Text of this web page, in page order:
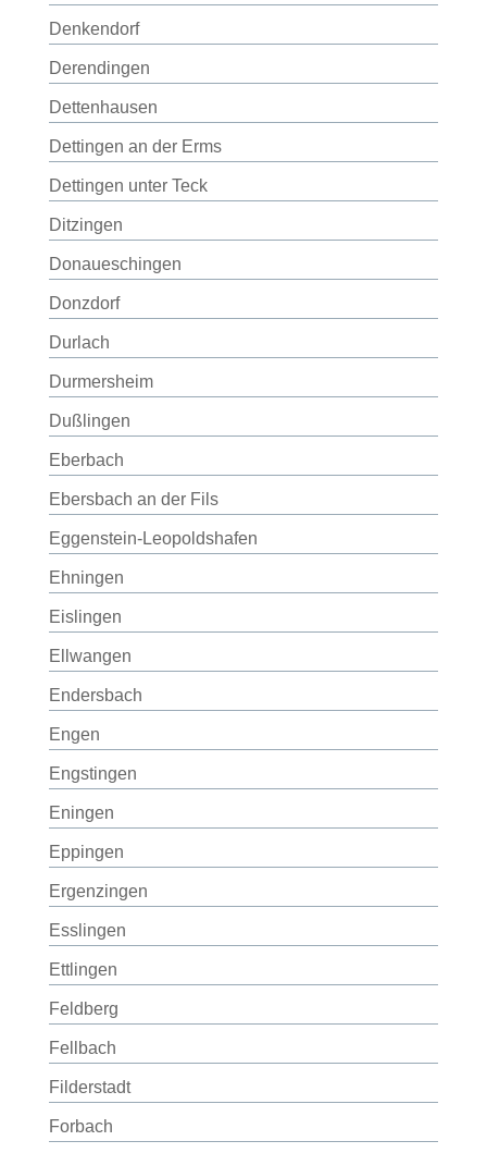
Denkendorf
Derendingen
Dettenhausen
Dettingen an der Erms
Dettingen unter Teck
Ditzingen
Donaueschingen
Donzdorf
Durlach
Durmersheim
Dußlingen
Eberbach
Ebersbach an der Fils
Eggenstein-Leopoldshafen
Ehningen
Eislingen
Ellwangen
Endersbach
Engen
Engstingen
Eningen
Eppingen
Ergenzingen
Esslingen
Ettlingen
Feldberg
Fellbach
Filderstadt
Forbach